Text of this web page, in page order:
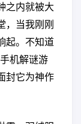
之内就被大
，当我刚刚
起。不知道
机解谜游
封它为神作